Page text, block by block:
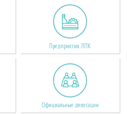
Предприятия ЛПК
Официальные делегации